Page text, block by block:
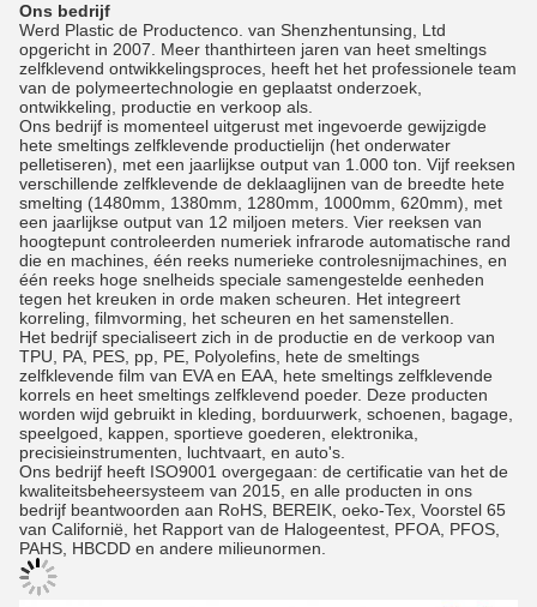
Ons bedrijf
Werd Plastic de Productenco. van Shenzhentunsing, Ltd
opgericht in 2007. Meer thanthirteen jaren van heet smeltings
zelfklevend ontwikkelingsproces, heeft het het professionele team
van de polymeertechnologie en geplaatst onderzoek,
ontwikkeling, productie en verkoop als.
Ons bedrijf is momenteel uitgerust met ingevoerde gewijzigde
hete smeltings zelfklevende productielijn (het onderwater
pelletiseren), met een jaarlijkse output van 1.000 ton. Vijf reeksen
verschillende zelfklevende de deklaaglijnen van de breedte hete
smelting (1480mm, 1380mm, 1280mm, 1000mm, 620mm), met
een jaarlijkse output van 12 miljoen meters. Vier reeksen van
hoogtepunt controleerden numeriek infrarode automatische rand
die en machines, één reeks numerieke controlesnijmachines, en
één reeks hoge snelheids speciale samengestelde eenheden
tegen het kreuken in orde maken scheuren. Het integreert
korreling, filmvorming, het scheuren en het samenstellen.
Het bedrijf specialiseert zich in de productie en de verkoop van
TPU, PA, PES, pp, PE, Polyolefins, hete de smeltings
zelfklevende film van EVA en EAA, hete smeltings zelfklevende
korrels en heet smeltings zelfklevend poeder. Deze producten
worden wijd gebruikt in kleding, borduurwerk, schoenen, bagage,
speelgoed, kappen, sportieve goederen, elektronika,
precisieinstrumenten, luchtvaart, en auto's.
Ons bedrijf heeft ISO9001 overgegaan: de certificatie van het de
kwaliteitsbeheersysteem van 2015, en alle producten in ons
bedrijf beantwoorden aan RoHS, BEREIK, oeko-Tex, Voorstel 65
van Californië, het Rapport van de Halogeentest, PFOA, PFOS,
PAHS, HBCDD en andere milieunormen.